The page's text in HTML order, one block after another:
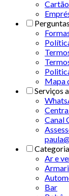
Mapa
Serviços
Canal
Ar e
Bar